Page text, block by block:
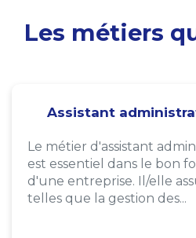
Les métiers
Assistant
Le métier d'assistant
est essentiel dans le bon
d'une entreprise. Il/elle
telles que la gestion des...